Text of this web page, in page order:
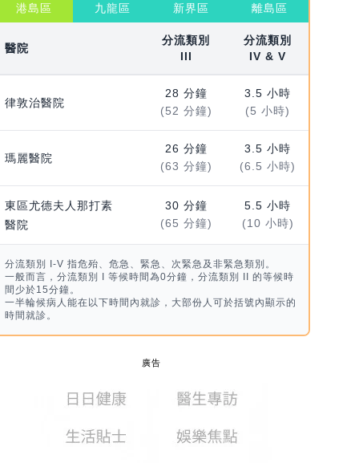
港島區 九龍區 新界區 離島區
醫院
分流類別
III
分流類別
IV & V
律敦治醫院
28 分鐘
(52 分鐘)
3.5 小時
(5 小時)
瑪麗醫院
26 分鐘
(63 分鐘)
3.5 小時
(6.5 小時)
東區尤德夫人那打素
醫院
30 分鐘
(65 分鐘)
5.5 小時
(10 小時)
分流類別 I-V 指危殆、危急、緊急、次緊急及非緊急類別。
一般而言，分流類別 I 等候時間為0分鐘，分流類別 II 的等候時
間少於15分鐘。
一半輪候病人能在以下時間內就診，大部份人可於括號內顯示的
時間就診。
廣告